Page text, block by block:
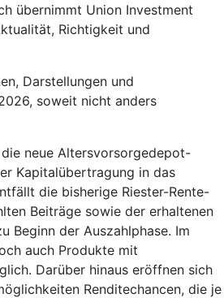
übernimmt Union Investment
Richtigkeit und
Darstellungen und
soweit nicht anders
die neue Altersvorsorgedepot-
Kapitalübertragung in das
die bisherige Riester-Rente-
Beiträge sowie der erhaltenen
Beginn der Auszahlphase. Im
auch Produkte mit
Darüber hinaus eröffnen sich
Renditechancen, die je